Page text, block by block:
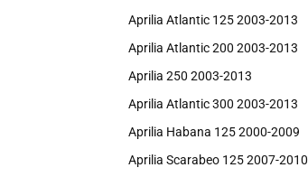
Aprilia Atlantic 125 2003-2013
Aprilia Atlantic 200 2003-2013
Aprilia 250 2003-2013
Aprilia Atlantic 300 2003-2013
Aprilia Habana 125 2000-2009
Aprilia Scarabeo 125 2007-2010